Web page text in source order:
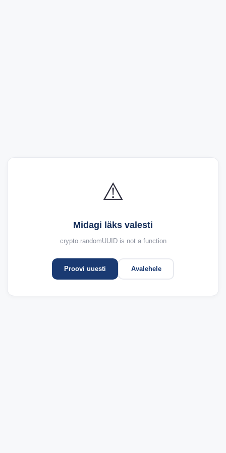
⚠️
Midagi läks valesti
crypto.randomUUID is not a function
Proovi uuesti Avalehele